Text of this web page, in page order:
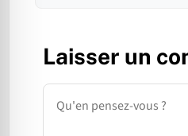
Laisser un
Commentaire